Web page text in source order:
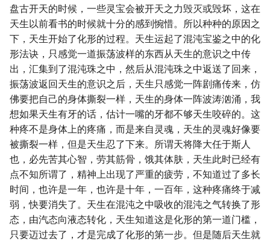
盘古开天的时候，一些灵宝会被开天之力毁灭或毁坏，这在
天生以前看书的时候就十分的感到惋惜。所以种种的原因之
下，天生开始了化形的过程。天生运起了混沌宝鉴之中的化
形法诀，只感觉一道振荡波样的东西从天生的意识之中传
出，汇集到了混沌珠之中，然后从混沌珠之中返送了回来，
振荡波返回天生的意识之后，天生只感觉一阵剧痛传来，仿
佛要把自己的身体撕裂一样，天生的身体一阵波涛汹涌，我
想如果天生有牙的话，估计一嘴的牙都不够天生咬碎的。这
种疼不是身体上的疼痛，而是来自灵魂，天生的灵魂好像要
被撕裂一样，但是天生忍了下来。所谓天将降大任于斯人
也，必先苦其心智，劳其筋骨，饿其体肤，天生此时已经有
点不知所谓了，精神上出现了严重的疲劳，不知道过了多长
时间，也许是一年，也许是十年，一百年，这种疼痛终于减
弱，快要消失了。天生在混沌之中吸收的混沌之气转换了形
态，由汽态向液态转化，天生知道这是化形的第一道门槛，
只要迈过去了，才是完成了化形的第一步。但是随后天生就